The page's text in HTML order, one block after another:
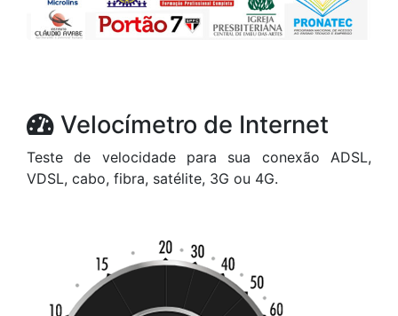
Velocímetro de Internet
Teste de velocidade para sua conexão ADSL,
VDSL, cabo, fibra, satélite, 3G ou 4G.